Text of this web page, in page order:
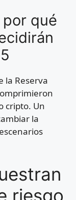
qué
la Reserva
cripto. Un
la
riesgo